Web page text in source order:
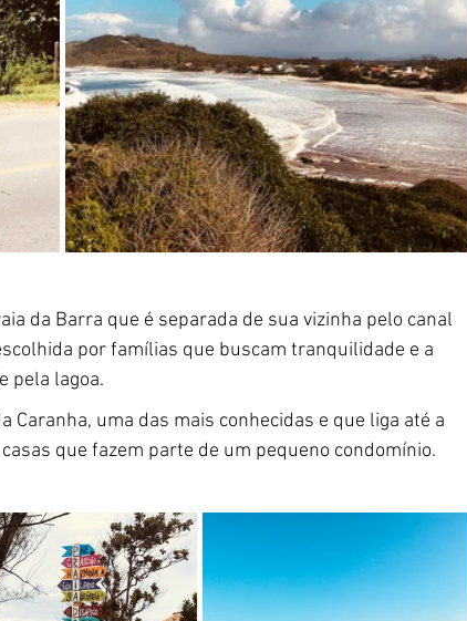
da Barra que é separada de sua vizinha pelo canal
por famílias que buscam tranquilidade e a
pela lagoa.
Caranha, uma das mais conhecidas e que liga até a
que fazem parte de um pequeno condomínio.